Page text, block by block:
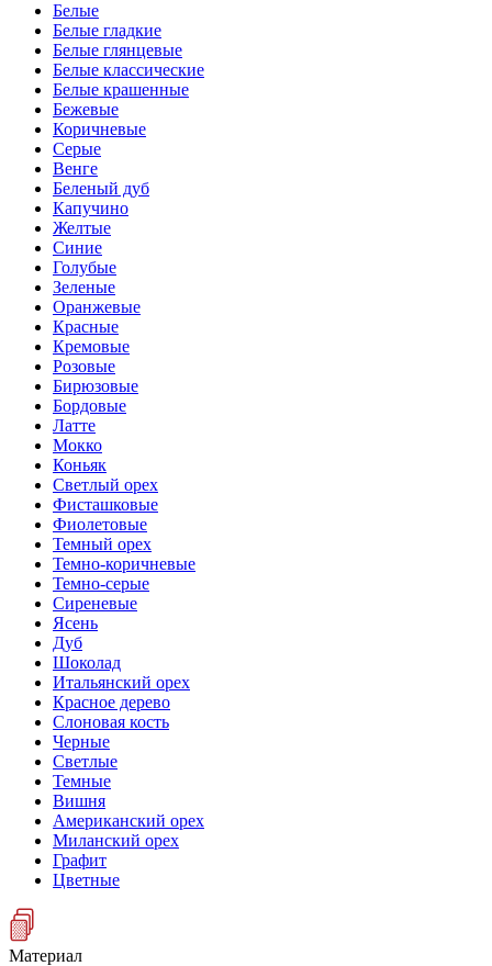
Белые
Белые гладкие
Белые глянцевые
Белые классические
Белые крашенные
Бежевые
Коричневые
Серые
Венге
Беленый дуб
Капучино
Желтые
Синие
Голубые
Зеленые
Оранжевые
Красные
Кремовые
Розовые
Бирюзовые
Бордовые
Латте
Мокко
Коньяк
Светлый орех
Фисташковые
Фиолетовые
Темный орех
Темно-коричневые
Темно-серые
Сиреневые
Ясень
Дуб
Шоколад
Итальянский орех
Красное дерево
Слоновая кость
Черные
Светлые
Темные
Вишня
Американский орех
Миланский орех
Графит
Цветные
Материал